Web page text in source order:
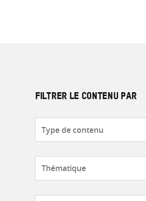
FILTRER LE CONTENU PAR
de